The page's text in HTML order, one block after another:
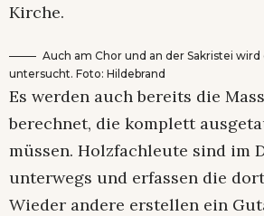
Kirche.
Auch am Chor und an der Sakristei wird
untersucht. Foto: Hildebrand
Es werden auch bereits die
berechnet, die komplett
müssen. Holzfachleute sind im
unterwegs und erfassen die
Wieder andere erstellen ein